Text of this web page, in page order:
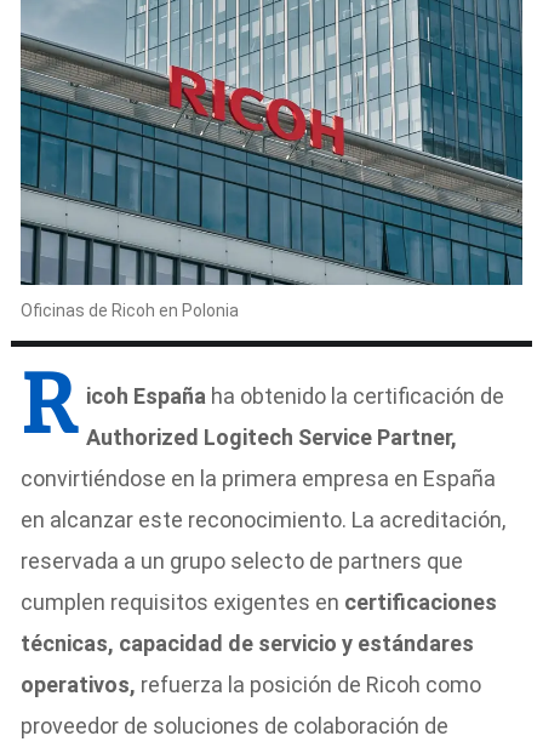
Oficinas de Ricoh en Polonia
R icoh España ha obtenido la certificación de
Authorized Logitech Service Partner,
convirtiéndose en la primera empresa en España
en alcanzar este reconocimiento. La acreditación,
reservada a un grupo selecto de partners que
cumplen requisitos exigentes en certificaciones
técnicas, capacidad de servicio y estándares
operativos, refuerza la posición de Ricoh como
proveedor de soluciones de colaboración de